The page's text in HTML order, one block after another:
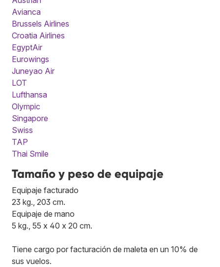
Avianca
Brussels Airlines
Croatia Airlines
EgyptAir
Eurowings
Juneyao Air
LOT
Lufthansa
Olympic
Singapore
Swiss
TAP
Thai Smile
Tamaño y peso de equipaje
Equipaje facturado
23 kg., 203 cm.
Equipaje de mano
5 kg., 55 x 40 x 20 cm.
Tiene cargo por facturación de maleta en un 10% de
sus vuelos.